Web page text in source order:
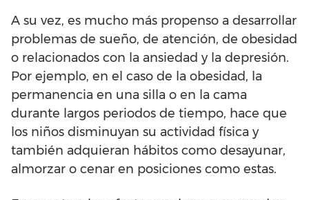
A su vez, es mucho más propenso a desarrollar
problemas de sueño, de atención, de obesidad
o relacionados con la ansiedad y la depresión.
Por ejemplo, en el caso de la obesidad, la
permanencia en una silla o en la cama
durante largos periodos de tiempo, hace que
los niños disminuyan su actividad física y
también adquieran hábitos como desayunar,
almorzar o cenar en posiciones como estas.